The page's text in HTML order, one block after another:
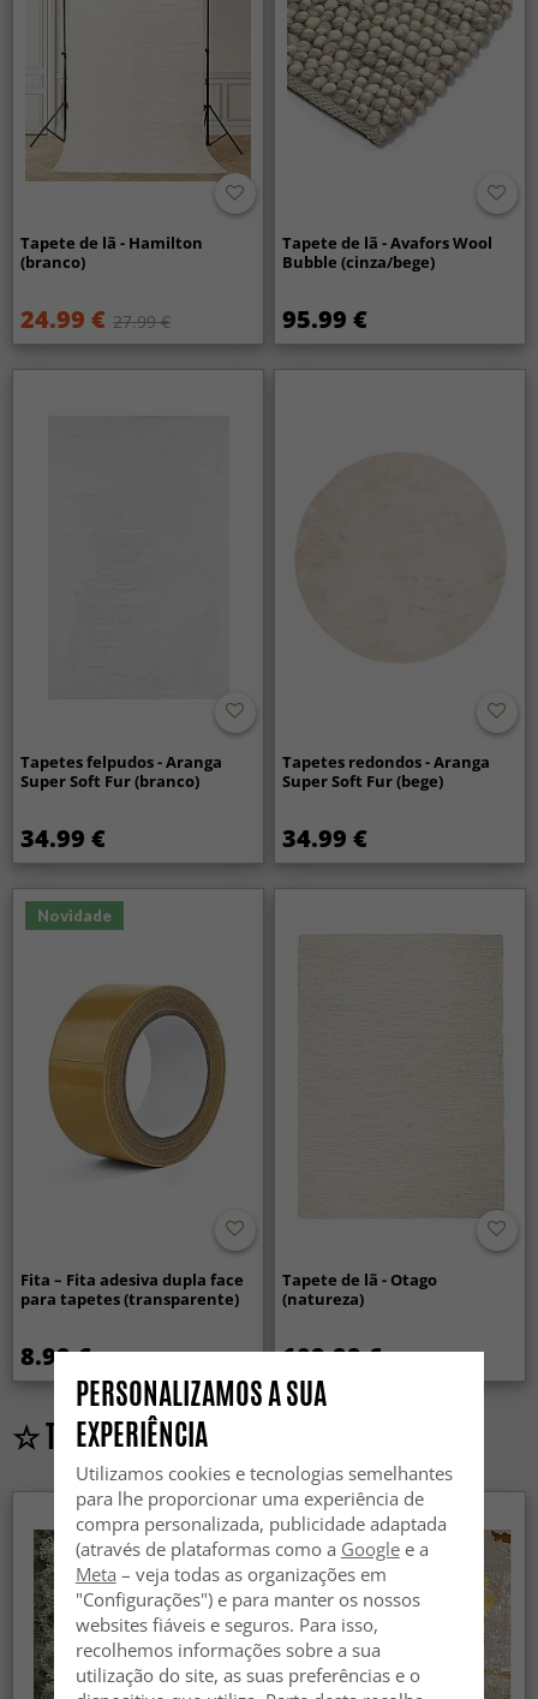
Tapete de lã - Hamilton
(branco)
24.99 € 27.99 €
Tapete de lã - Avafors Wool
Bubble (cinza/bege)
95.99 €
Tapetes felpudos - Aranga
Super Soft Fur (branco)
34.99 €
Tapetes redondos - Aranga
Super Soft Fur (bege)
34.99 €
Novidade
Fita – Fita adesiva dupla face
para tapetes (transparente)
8.99 €
Tapete de lã - Otago
(natureza)
109.99 €
☆ TRENDCARPET VINTAGE LUXURY ☆
PERSONALIZAMOS A SUA
EXPERIÊNCIA
Utilizamos cookies e tecnologias semelhantes
para lhe proporcionar uma experiência de
compra personalizada, publicidade adaptada
(através de plataformas como a Googlee a
Meta – veja todas as organizações em
"Configurações") e para manter os nossos
websites fiáveis e seguros. Para isso,
recolhemos informações sobre a sua
utilização do site, as suas preferências e o